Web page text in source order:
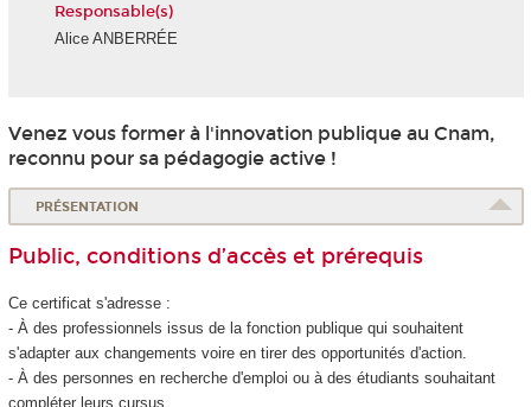
Responsable(s)
Alice ANBERRÉE
Venez vous former à l'innovation publique au Cnam,
reconnu pour sa pédagogie active !
PRÉSENTATION
Public, conditions d’accès et prérequis
Ce certificat s'adresse :
- À des professionnels issus de la fonction publique qui souhaitent
s'adapter aux changements voire en tirer des opportunités d'action.
- À des personnes en recherche d'emploi ou à des étudiants souhaitant
compléter leurs cursus.